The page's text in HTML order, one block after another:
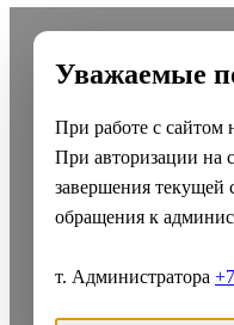
Уважаемые
При работе с сайтом
При авторизации на
завершения текущей
обращения к
т. Администратора